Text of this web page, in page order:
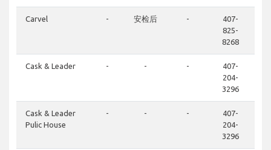
Carvel - 安检后 -
407-
825-
8268
Cask & Leader - - -
407-
204-
3296
Cask & Leader
Pulic House
- - -
407-
204-
3296